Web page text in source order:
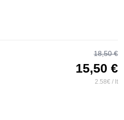
18,50 €
15,50 €
2.58€ / lt